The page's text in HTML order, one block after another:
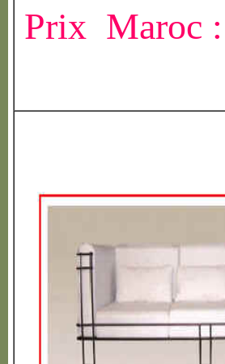
Prix Maroc :